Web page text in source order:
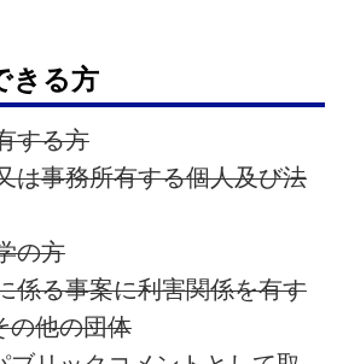
きる方
する方
は事務所有する個人及び法
の方
係る事案に利害関係を有す
の他の団体